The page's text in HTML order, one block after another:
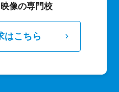
像の専門校
はこちら